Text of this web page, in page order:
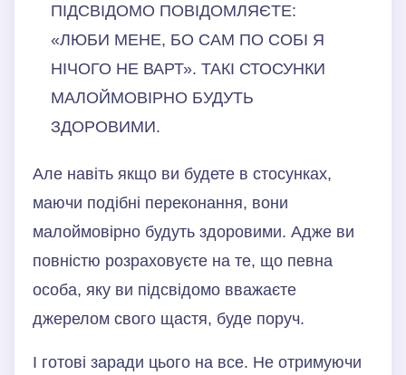
ПІДСВІДОМО ПОВІДОМЛЯЄТЕ:
«ЛЮБИ МЕНЕ, БО САМ ПО СОБІ Я
НІЧОГО НЕ ВАРТ». ТАКІ СТОСУНКИ
МАЛОЙМОВІРНО БУДУТЬ
ЗДОРОВИМИ.
Але навіть якщо ви будете в стосунках,
маючи подібні переконання, вони
малоймовірно будуть здоровими. Адже ви
повністю розраховуєте на те, що певна
особа, яку ви підсвідомо вважаєте
джерелом свого щастя, буде поруч.
І готові заради цього на все. Не отримуючи